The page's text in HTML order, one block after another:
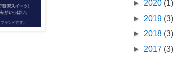
► 2020 (1)
► 2019 (3)
► 2018 (3)
► 2017 (3)